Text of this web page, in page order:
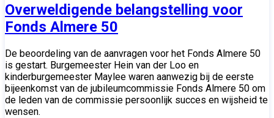
Overweldigende belangstelling voor
Fonds Almere 50
De beoordeling van de aanvragen voor het Fonds Almere 50
is gestart. Burgemeester Hein van der Loo en
kinderburgemeester Maylee waren aanwezig bij de eerste
bijeenkomst van de jubileumcommissie Fonds Almere 50 om
de leden van de commissie persoonlijk succes en wijsheid te
wensen.